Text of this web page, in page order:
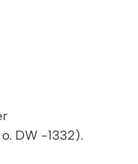
DW -1332).